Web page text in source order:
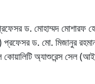
ড. মোহাম্মদ
প্রফেসর ড. মো. মিজানুর
কোয়ালিটি অ্যাশুরেন্স